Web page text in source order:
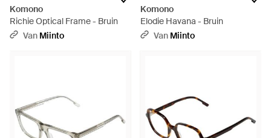
Komono
Richie Optical Frame - Bruin
Van Miinto
Komono
Elodie Havana - Bruin
Van Miinto